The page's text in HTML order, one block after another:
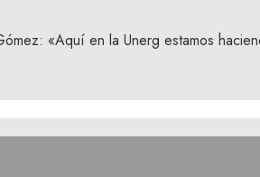
«Aquí en la Unerg estamos